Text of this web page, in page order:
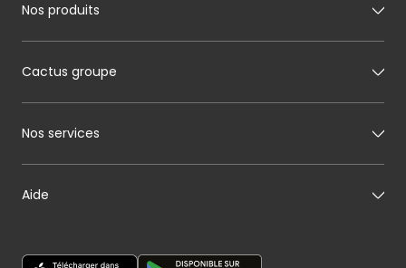
Nos produits
Mon boucher
Mon boulanger
Mon maraîcher
Cactus groupe
A propos de Cactus
Nos engagements
Media / Presse
Nos services
Carte cadeau
Aide
Conditions générales – Site www.cactus.lu